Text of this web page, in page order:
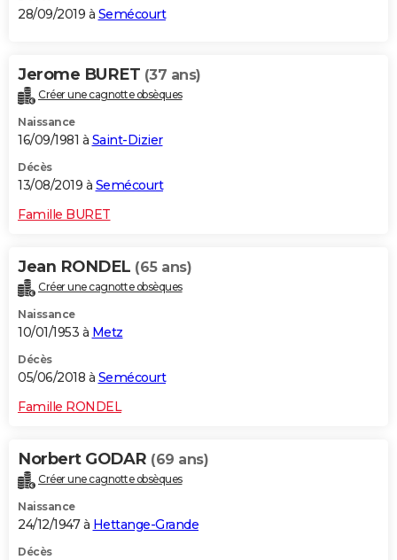
28/09/2019 à Semécourt
Jerome BURET (37 ans)
Créer une cagnotte obsèques
Naissance
16/09/1981 à Saint-Dizier
Décès
13/08/2019 à Semécourt
Famille BURET
Jean RONDEL (65 ans)
Créer une cagnotte obsèques
Naissance
10/01/1953 à Metz
Décès
05/06/2018 à Semécourt
Famille RONDEL
Norbert GODAR (69 ans)
Créer une cagnotte obsèques
Naissance
24/12/1947 à Hettange-Grande
Décès